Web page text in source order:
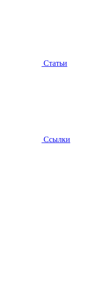
Статьи
Ссылки